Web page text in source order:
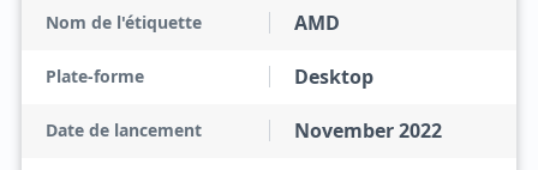
Nom de l'étiquette AMD
Plate-forme Desktop
Date de lancement November 2022